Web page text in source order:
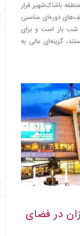
باشاک‌شهیر قرار
دوره‌ای مناسبی
دارد. این مرکز از ساعت ۱۰ صبح تا ۱۰:۳۰ شب باز است و برای
گزینه‌ای عالی به
در فضای